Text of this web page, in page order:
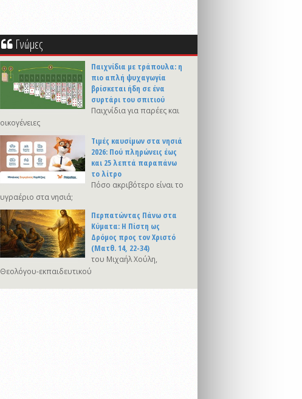
Γνώμες
Παιχνίδια με τράπουλα: η
πιο απλή ψυχαγωγία
βρίσκεται ήδη σε ένα
συρτάρι του σπιτιού
Παιχνίδια για παρέες και
οικογένειες
Τιμές καυσίμων στα νησιά
2026: Πού πληρώνεις έως
και 25 λεπτά παραπάνω
το λίτρο
Πόσο ακριβότερο είναι το
υγραέριο στα νησιά;
Περπατώντας Πάνω στα
Κύματα: Η Πίστη ως
Δρόμος προς τον Χριστό
(Ματθ. 14, 22-34)
του Μιχαήλ Χούλη,
Θεολόγου-εκπαιδευτικού